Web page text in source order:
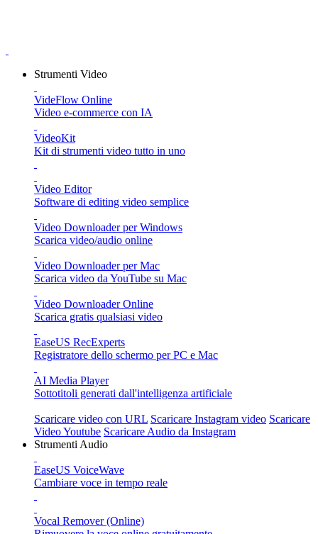
Strumenti Video
VideFlow Online
Video e-commerce con IA
VideoKit
Kit di strumenti video tutto in uno
Video Editor
Software di editing video semplice
Video Downloader per Windows
Scarica video/audio online
Video Downloader per Mac
Scarica video da YouTube su Mac
Video Downloader Online
Scarica gratis qualsiasi video
EaseUS RecExperts
Registratore dello schermo per PC e Mac
AI Media Player
Sottotitoli generati dall'intelligenza artificiale
Scaricare video con URL Scaricare Instagram video Scaricare
Video Youtube Scaricare Audio da Instagram
Strumenti Audio
EaseUS VoiceWave
Cambiare voce in tempo reale
Vocal Remover (Online)